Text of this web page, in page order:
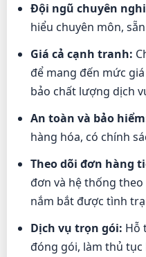
Đội ngũ chuyên
hiểu chuyên môn,
Giá cả cạnh tranh:
để mang đến mức
bảo chất lượng dịch
An toàn và bảo
hàng hóa, có chính
Theo dõi đơn hàng
đơn và hệ thống
nắm bắt được tình
Dịch vụ trọn gói: Hỗ
đóng gói, làm thủ